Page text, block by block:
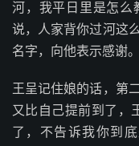
河，我平日里是怎么
说，人家背你过河这
名字，向他表示感谢
王呈记住娘的话，第
又比自己提前到了，
了，不告诉我你到